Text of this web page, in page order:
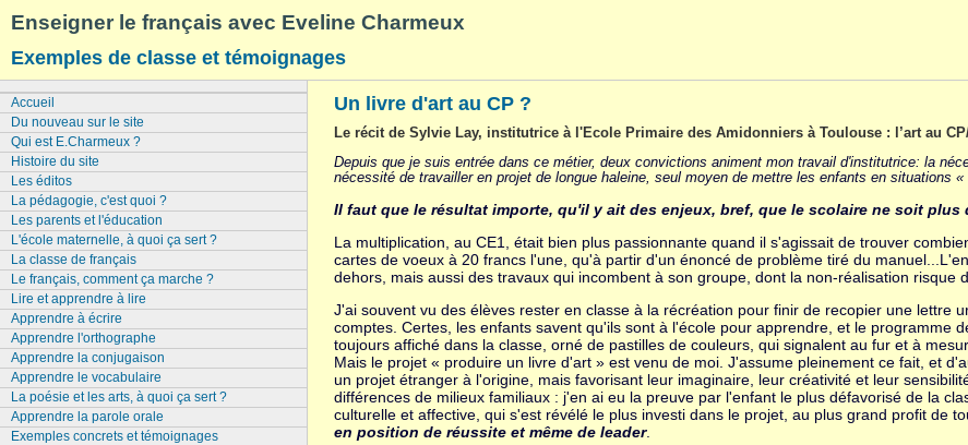
Enseigner le français avec Eveline Charmeux
Exemples de classe et témoignages
Un livre d'art au CP ?
Le récit de Sylvie Lay, institutrice à l'Ecole Primaire des Amidonniers à Toulouse : l’art au
Depuis que je suis entrée dans ce métier, deux convictions animent mon travail d'institutrice: la
nécessité de travailler en projet de longue haleine, seul moyen de mettre les enfants en situations «
Il faut que le résultat importe, qu'il y ait des enjeux, bref, que le scolaire ne soit plus
La multiplication, au CE1, était bien plus passionnante quand il s'agissait de trouver
cartes de voeux à 20 francs l'une, qu'à partir d'un énoncé de problème tiré du
dehors, mais aussi des travaux qui incombent à son groupe, dont la non-réalisation risque
J'ai souvent vu des élèves rester en classe à la récréation pour finir de recopier une lettre
comptes. Certes, les enfants savent qu'ils sont à l'école pour apprendre, et le programme
toujours affiché dans la classe, orné de pastilles de couleurs, qui signalent au fur et à
Mais le projet « produire un livre d'art » est venu de moi. J'assume pleinement ce fait, et
un projet étranger à l'origine, mais favorisant leur imaginaire, leur créativité et leur
différences de milieux familiaux : j'en ai eu la preuve par l'enfant le plus défavorisé de la
culturelle et affective, qui s'est révélé le plus investi dans le projet, au plus grand profit de
en position de réussite et même de leader.
Accueil
Du nouveau sur le site
Qui est E.Charmeux ?
Histoire du site
Les éditos
La pédagogie, c'est quoi ?
Les parents et l'éducation
L'école maternelle, à quoi ça sert ?
La classe de français
Le français, comment ça marche ?
Lire et apprendre à lire
Apprendre à écrire
Apprendre l'orthographe
Apprendre la conjugaison
Apprendre le vocabulaire
La poésie et les arts, à quoi ça sert ?
Apprendre la parole orale
Exemples concrets et témoignages